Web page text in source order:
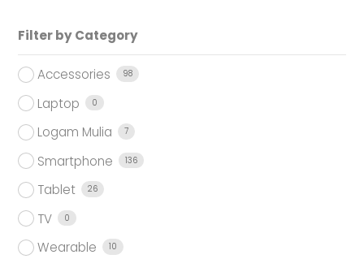
Filter by Category
Accessories 98
Laptop 0
Logam Mulia 7
Smartphone 136
Tablet 26
TV 0
Wearable 10